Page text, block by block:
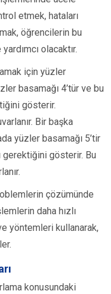
etmek, hataları
öğrencilerin bu
olacaktır.
için yüzler
basamağı 4’tür ve bu
gösterir.
Bir başka
yüzler basamağı 5’tir
gerektiğini gösterir. Bu
çözümünde
daha hızlı
yöntemleri kullanarak,
konusundaki